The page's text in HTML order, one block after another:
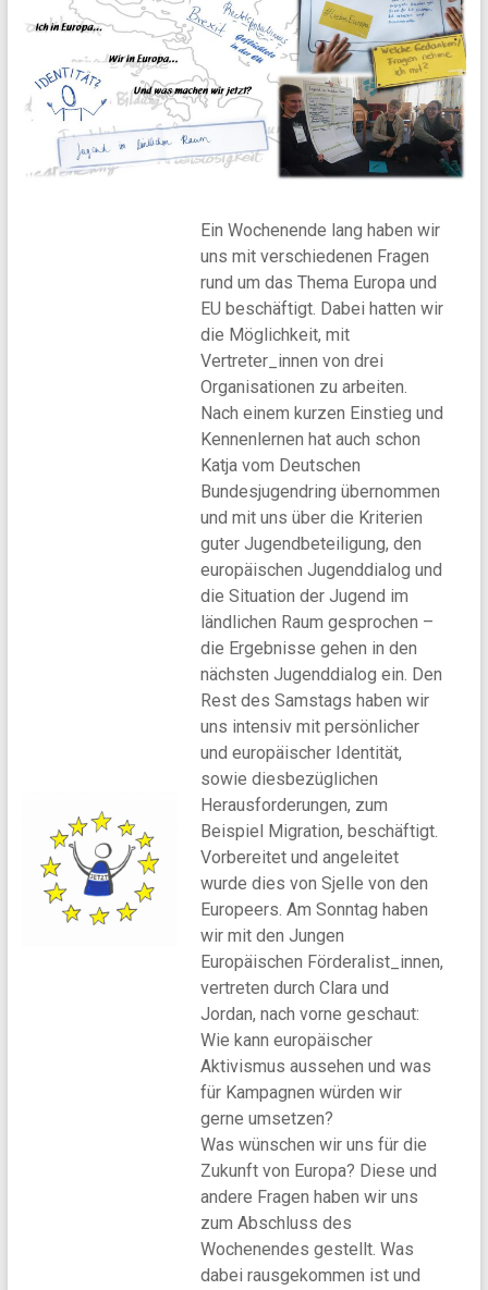
vernetzt
Ein Wochenende lang haben wir
uns mit verschiedenen Fragen
rund um das Thema Europa und
EU beschäftigt. Dabei hatten wir
die Möglichkeit, mit
Vertreter_innen von drei
Organisationen zu arbeiten.
Nach einem kurzen Einstieg und
Kennenlernen hat auch schon
Katja vom Deutschen
Bundesjugendring übernommen
und mit uns über die Kriterien
guter Jugendbeteiligung, den
europäischen Jugenddialog und
die Situation der Jugend im
ländlichen Raum gesprochen –
die Ergebnisse gehen in den
nächsten Jugenddialog ein. Den
Rest des Samstags haben wir
uns intensiv mit persönlicher
und europäischer Identität,
sowie diesbezüglichen
Herausforderungen, zum
Beispiel Migration, beschäftigt.
Vorbereitet und angeleitet
wurde dies von Sjelle von den
Europeers. Am Sonntag haben
wir mit den Jungen
Europäischen Förderalist_innen,
vertreten durch Clara und
Jordan, nach vorne geschaut:
Wie kann europäischer
Aktivismus aussehen und was
für Kampagnen würden wir
gerne umsetzen?
Was wünschen wir uns für die
Zukunft von Europa? Diese und
andere Fragen haben wir uns
zum Abschluss des
Wochenendes gestellt. Was
dabei rausgekommen ist und